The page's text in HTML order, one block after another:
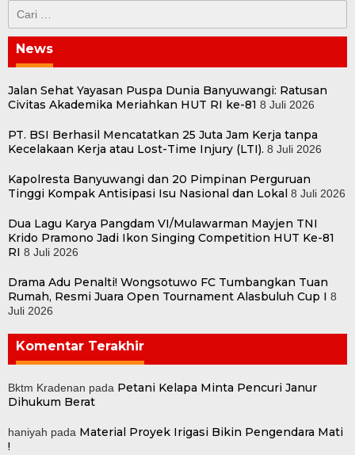
untuk:
News
Jalan Sehat Yayasan Puspa Dunia Banyuwangi: Ratusan
Civitas Akademika Meriahkan HUT RI ke-81 8 Juli 2026
PT. BSI Berhasil Mencatatkan 25 Juta Jam Kerja tanpa
Kecelakaan Kerja atau Lost-Time Injury (LTI). 8 Juli 2026
Kapolresta Banyuwangi dan 20 Pimpinan Perguruan
Tinggi Kompak Antisipasi Isu Nasional dan Lokal 8 Juli 2026
Dua Lagu Karya Pangdam VI/Mulawarman Mayjen TNI
Krido Pramono Jadi Ikon Singing Competition HUT Ke-81
RI 8 Juli 2026
Drama Adu Penalti! Wongsotuwo FC Tumbangkan Tuan
Rumah, Resmi Juara Open Tournament Alasbuluh Cup I 8
Juli 2026
Komentar Terakhir
Bktm Kradenan pada Petani Kelapa Minta Pencuri Janur
Dihukum Berat
haniyah pada Material Proyek Irigasi Bikin Pengendara Mati
!